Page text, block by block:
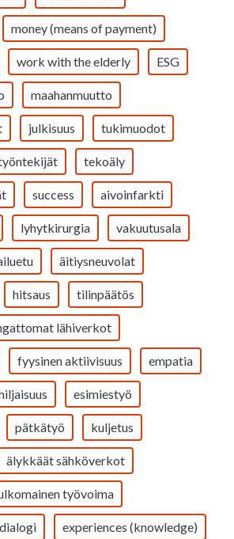
money (means of payment)
work with the elderly ESG
maahanmuutto
julkisuus tukimuodot
tekoäly
success aivoinfarkti
lyhytkirurgia vakuutusala
äitiysneuvolat
hitsaus tilinpäätös
lähiverkot
fyysinen aktiivisuus empatia
esimiestyö
pätkätyö kuljetus
älykkäät sähköverkot
työvoima
dialogi experiences (knowledge)